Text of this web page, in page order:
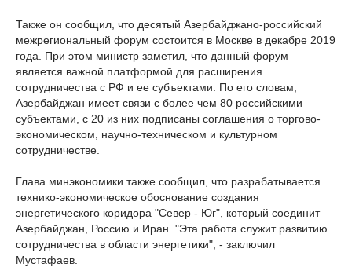
Также он сообщил, что десятый Азербайджано-российский
межрегиональный форум состоится в Москве в декабре 2019
года. При этом министр заметил, что данный форум
является важной платформой для расширения
сотрудничества с РФ и ее субъектами. По его словам,
Азербайджан имеет связи с более чем 80 российскими
субъектами, с 20 из них подписаны соглашения о торгово-
экономическом, научно-техническом и культурном
сотрудничестве.
Глава минэкономики также сообщил, что разрабатывается
технико-экономическое обоснование создания
энергетического коридора "Север - Юг", который соединит
Азербайджан, Россию и Иран. "Эта работа служит развитию
сотрудничества в области энергетики", - заключил
Мустафаев.